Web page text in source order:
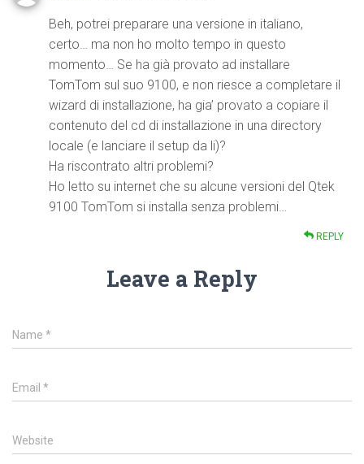
Beh, potrei preparare una versione in italiano,
certo… ma non ho molto tempo in questo
momento… Se ha già provato ad installare
TomTom sul suo 9100, e non riesce a completare il
wizard di installazione, ha gia’ provato a copiare il
contenuto del cd di installazione in una directory
locale (e lanciare il setup da li)?
Ha riscontrato altri problemi?
Ho letto su internet che su alcune versioni del Qtek
9100 TomTom si installa senza problemi…
REPLY
Leave a Reply
Name *
Email *
Website